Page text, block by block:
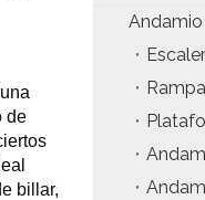
45 grados.
eventos
eventos de fiesta
de
billar,